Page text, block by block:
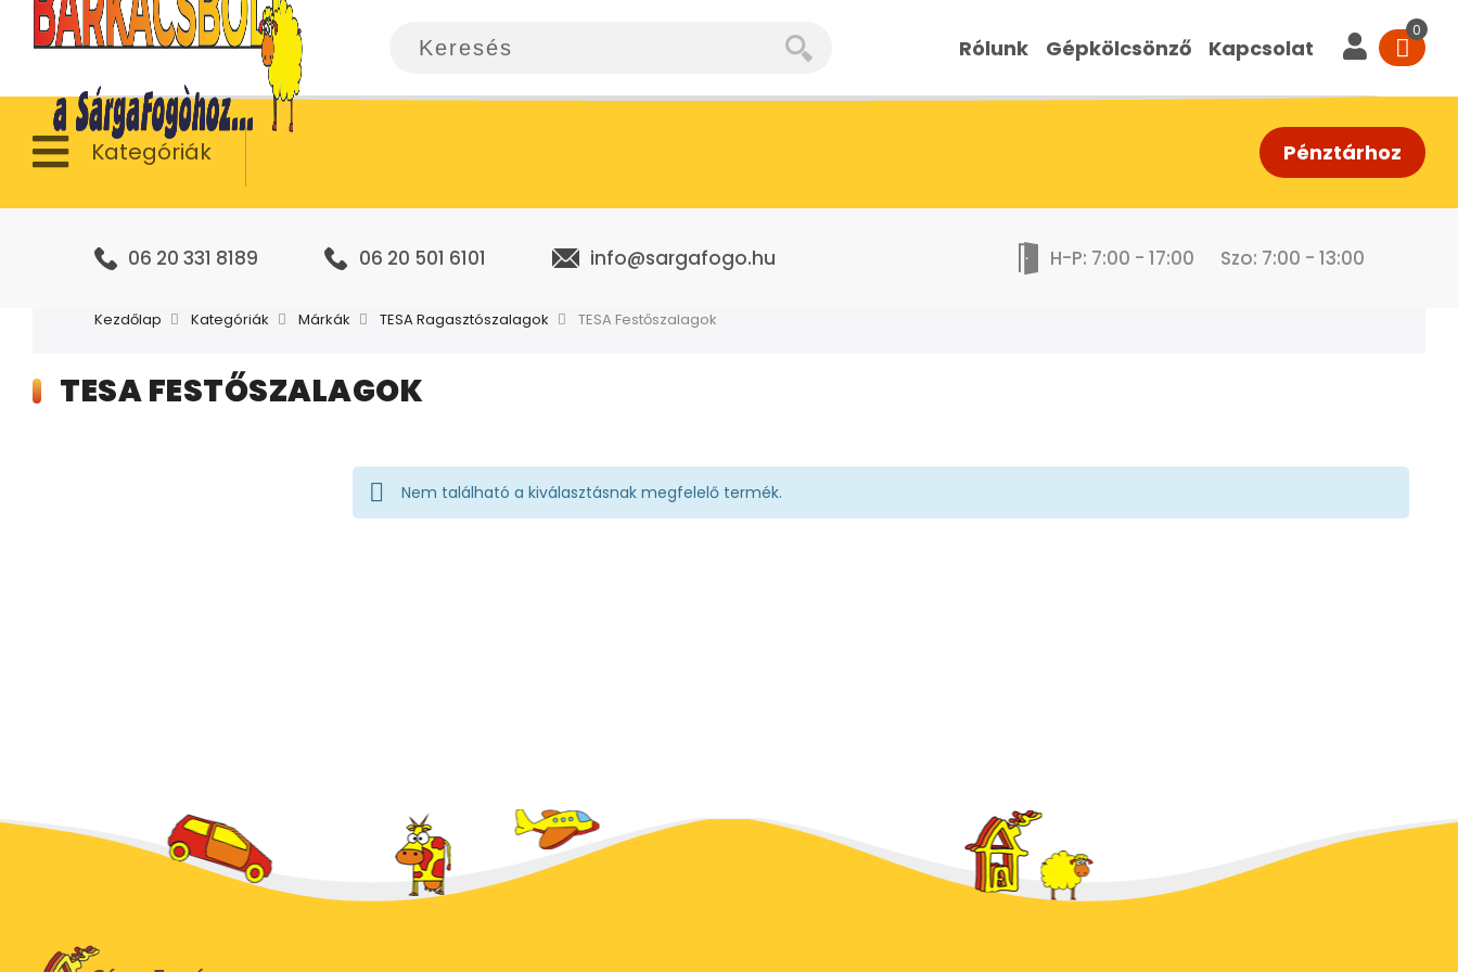
Rólunk Gépkölcsönző Kapcsolat
Kategóriák Pénztárhoz
06 20 331 8189 06 20 501 6101 info@sargafogo.hu H-P: 7:00 - 17:00 Szo: 7:00 - 13:00
Kezdőlap Kategóriák Márkák TESA Ragasztószalagok TESA Festőszalagok
TESA FESTŐSZALAGOK
Nem található a kiválasztásnak megfelelő termék.